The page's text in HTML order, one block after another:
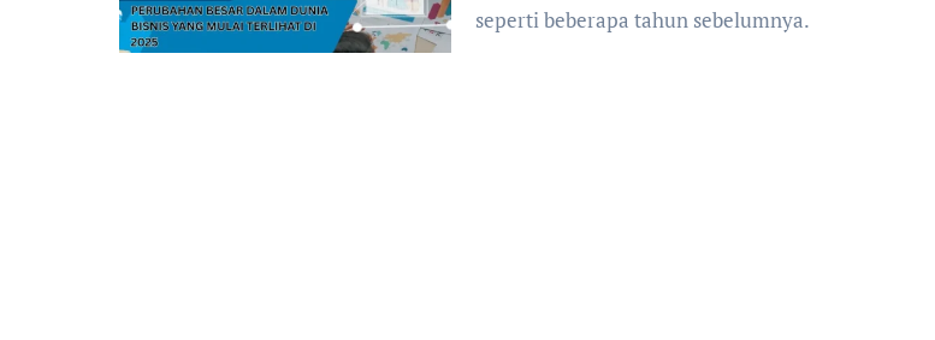
seperti beberapa tahun sebelumnya.